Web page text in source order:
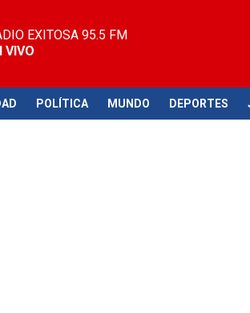
EXITOSA 95.5 FM
VIVO
POLÍTICA MUNDO DEPORTES